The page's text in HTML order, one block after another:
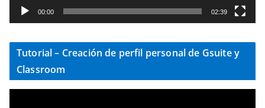
o
r
00:00 02:39
Tutorial – Creación de perfil personal de Gsuite y
Classroom